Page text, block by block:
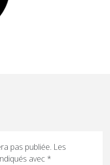
pas publiée. Les
avec *